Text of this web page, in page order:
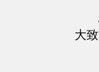
大